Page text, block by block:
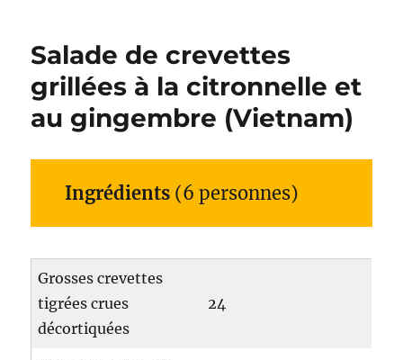
Salade de crevettes
grillées à la citronnelle et
au gingembre (Vietnam)
Ingrédients (6 personnes)
Grosses crevettes
tigrées crues
décortiquées
24